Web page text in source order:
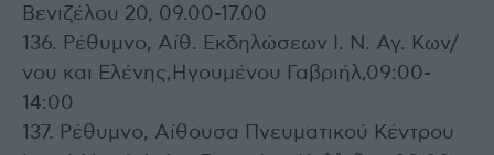
Βενιζέλου 20, 09.00-17.00
136. Ρέθυμνο, Αίθ. Εκδηλώσεων Ι. Ν. Αγ. Κων/
νου και Ελένης,Ηγουμένου Γαβριήλ,09:00-
14:00
137. Ρέθυμνο, Αίθουσα Πνευματικού Κέντρου